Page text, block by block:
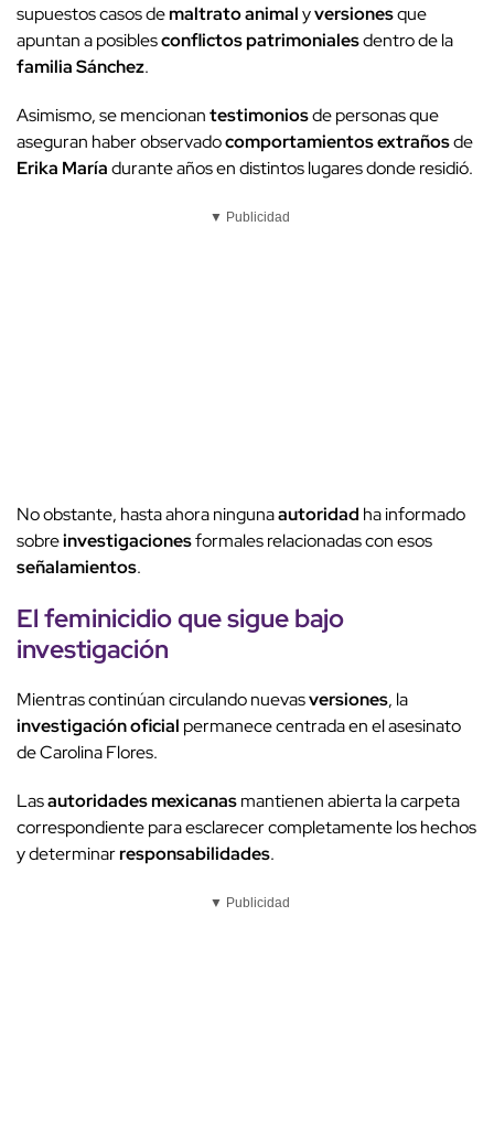
supuestos casos demaltrato animalyversionesque
apuntan a posiblesconflictos patrimonialesdentro de la
familia Sánchez.
Asimismo, se mencionantestimoniosde personas que
aseguran haber observadocomportamientos extrañosde
Erika Maríadurante años en distintos lugares donde residió.
▼ Publicidad
No obstante, hasta ahora ningunaautoridad ha informado
sobreinvestigacionesformales relacionadas con esos
señalamientos.
El feminicidio que sigue bajo
investigación
Mientras continúan circulando nuevasversiones, la
investigación oficial permanece centrada en el asesinato
de Carolina Flores.
Lasautoridades mexicanasmantienen abierta la carpeta
correspondiente para esclarecer completamente los hechos
y determinarresponsabilidades.
▼ Publicidad